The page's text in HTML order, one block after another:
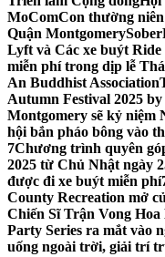
MoComCon thường
Quận Montgomery
Lyft và Các xe buýt
miễn phí trong dịp lễ
An Buddhist Association
Autumn Festival 2025
Montgomery sẽ kỷ niệm
hội bắn pháo bông vào
7Chương trình quyên
2025 từ Chủ Nhật ngày
được đi xe buýt miễn phí
County Recreation mở
Chiến Sĩ Trận Vong Hoa
Party Series ra mắt vào
uống ngoài trời, giải trí